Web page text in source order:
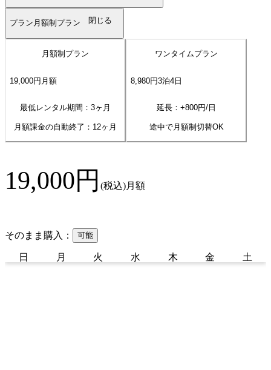
プラン 月額制プラン 閉じる
月額制プラン
19,000円 月額
最低レンタル期間：3ヶ月
月額課金の自動終了： 12ヶ月
ワンタイムプラン
8,980円3泊4日
延長：+800円/日
途中で月額制切替OK
19,000円 (税込)月額
そのまま購入： 可能
日 月 火 水 木 金 土